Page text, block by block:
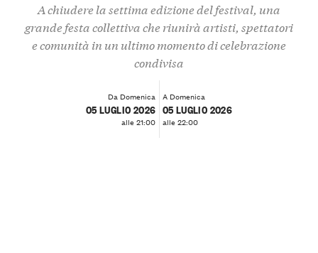
A chiudere la settima edizione del festival, una
grande festa collettiva che riunirà artisti, spettatori
e comunità in un ultimo momento di celebrazione
condivisa
Da Domenica
05 LUGLIO 2026
alle 21:00
A Domenica
05 LUGLIO 2026
alle 22:00